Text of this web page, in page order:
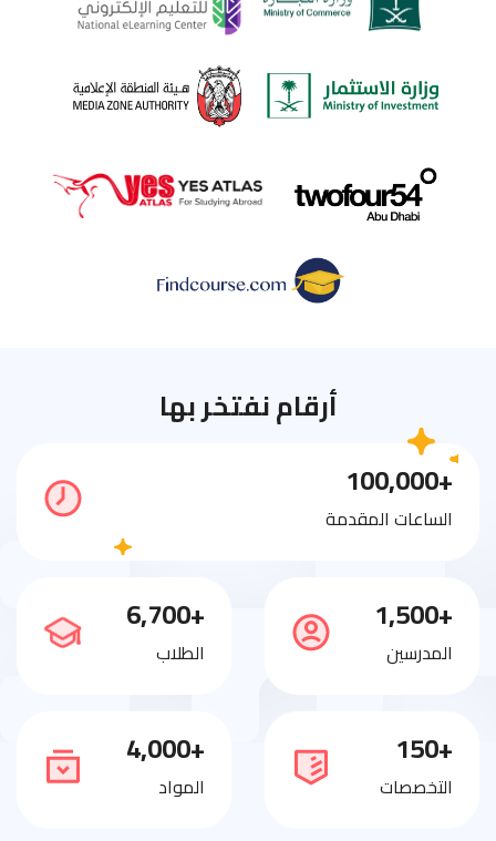
أرقام نفتخر بها
+100,000
الساعات المقدمة
+1,500
المدرسين
+6,700
الطلاب
+150
التخصصات
+4,000
المواد